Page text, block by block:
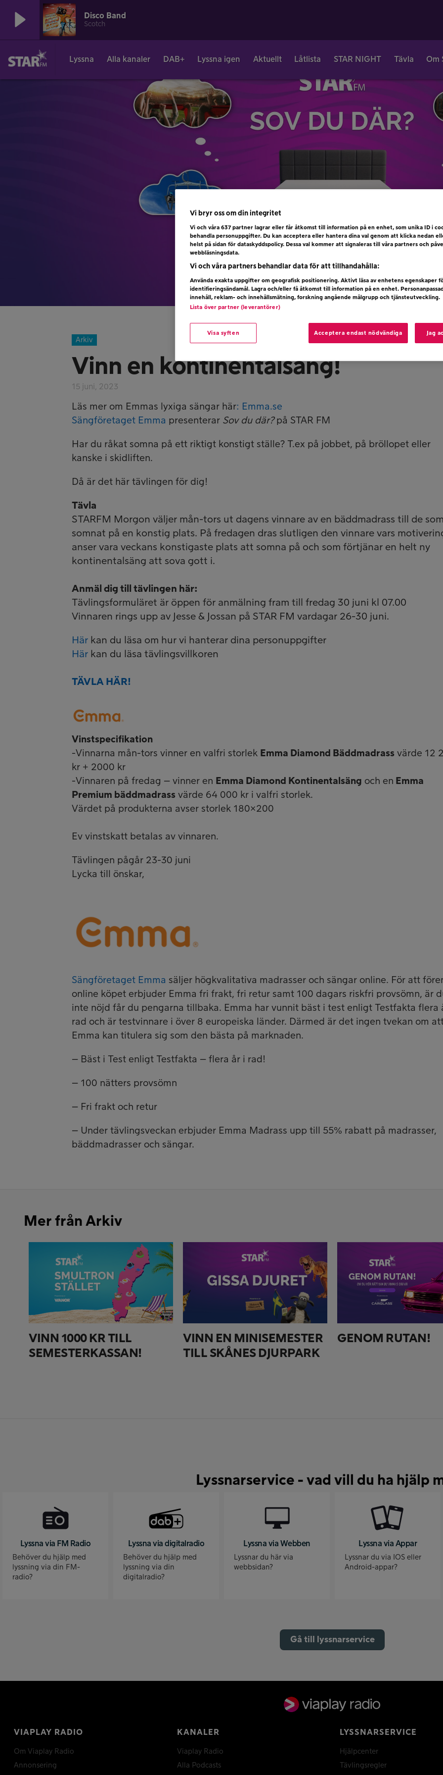
Disco Band
Scotch
Lyssna Alla kanaler DAB+ Lyssna igen Aktuellt Låtlista STAR NIGHT Tävla Om
Arkiv
Vinn en kontinentalsäng!
15 juni, 2023
Läs mer om Emmas lyxiga sängar här: Emma.se
Sängföretaget Emma presenterar Sov du där?på STAR FM
Har du råkat somna på ett riktigt konstigt ställe? T.ex på jobbet, på bröllopet eller
kanske i skidliften.
Då är det här tävlingen för dig!
Tävla
STARFM Morgon väljer mån-tors ut dagens vinnare av en bäddmadrass till de
somnat på en konstig plats. På fredagen dras slutligen den vinnare vars
anser vara veckans konstigaste plats att somna på och som förtjänar en helt ny
kontinentalsäng att sova gott i.
Anmäl dig till tävlingen här:
Tävlingsformuläret är öppen för anmälning fram till fredag 30 juni kl 07.00
Vinnaren rings upp av Jesse & Jossan på STAR FM vardagar 26-30 juni.
Härkan du läsa om hur vi hanterar dina personuppgifter
Härkan du läsa tävlingsvillkoren
TÄVLA HÄR!
Vinstspecifikation
-Vinnarna mån-tors vinner en valfri storlek Emma Diamond Bäddmadrass värde 12
kr + 2000 kr
-Vinnaren på fredag – vinner en Emma Diamond Kontinentalsäng och en Emma
Premium bäddmadrass värde 64 000 kr i valfri storlek.
Värdet på produkterna avser storlek 180×200
Ev vinstskatt betalas av vinnaren.
Tävlingen pågår 23-30 juni
Lycka till önskar,
Sängföretaget Emma säljer högkvalitativa madrasser och sängar online. För att
online köpet erbjuder Emma fri frakt, fri retur samt 100 dagars riskfri provsömn, är
inte nöjd får du pengarna tillbaka. Emma har vunnit bäst i test enligt Testfakta flera
rad och är testvinnare i över 8 europeiska länder. Därmed är det ingen tvekan om
Emma kan titulera sig som den bästa på marknaden.
– Bäst i Test enligt Testfakta – flera år i rad!
– 100 nätters provsömn
– Fri frakt och retur
– Under tävlingsveckan erbjuder Emma Madrass upp till 55% rabatt på madrasser,
bäddmadrasser och sängar.
Mer från Arkiv
VINN 1000 KR TILL
SEMESTERKASSAN!
VINN EN MINISEMESTER
TILL SKÅNES DJURPARK
GENOM RUTAN!
Lyssnarservice - vad vill du ha hjälp
Lyssna via FM Radio
Behöver du hjälp med
lyssning via din FM-
radio?
Lyssna via digitalradio
Behöver du hjälp med
lyssning via din
digitalradio?
Lyssna via Webben
Lyssnar du här via
webbsidan?
Lyssna via Appar
Lyssnar du via IOS eller
Android-appar?
Gå till lyssnarservice
VIAPLAY RADIO
Om Viaplay Radio
Annonsering
KANALER
Viaplay Radio
Alla Podcasts
LYSSNARSERVICE
Hjälpcenter
Tävlingsregler
Vi bryr oss om din integritet
Vi och våra 637 partner lagrar eller får åtkomst till information på en enhet, som unika ID i
behandla personuppgifter. Du kan acceptera eller hantera dina val genom att klicka nedan
helst på sidan för dataskyddspolicy. Dessa val kommer att signaleras till våra partners och
webbläsningsdata.
Vi och våra partners behandlar data för att tillhandahålla:
Använda exakta uppgifter om geografisk positionering. Aktivt läsa av enhetens egenskaper
identifieringsändamål. Lagra och/eller få åtkomst till information på en enhet.
innehåll, reklam- och innehållsmätning, forskning angående målgrupp och tjänsteutveckling.
Lista över partner (leverantörer)
Acceptera endast nödvändiga Jag
Visa syften